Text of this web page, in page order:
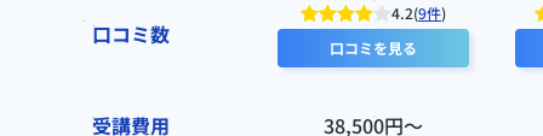
口コミ数
4.2(9件)
口コミを見る
受講費用 38,500円〜